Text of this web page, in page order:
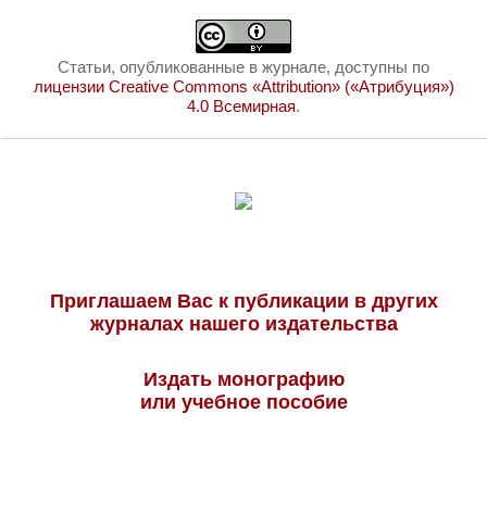
Статьи, опубликованные в журнале, доступны по
лицензии Creative Commons «Attribution» («Атрибуция»)
4.0 Всемирная.
Приглашаем Вас к публикации в других
журналах нашего издательства
Издать монографию
или учебное пособие